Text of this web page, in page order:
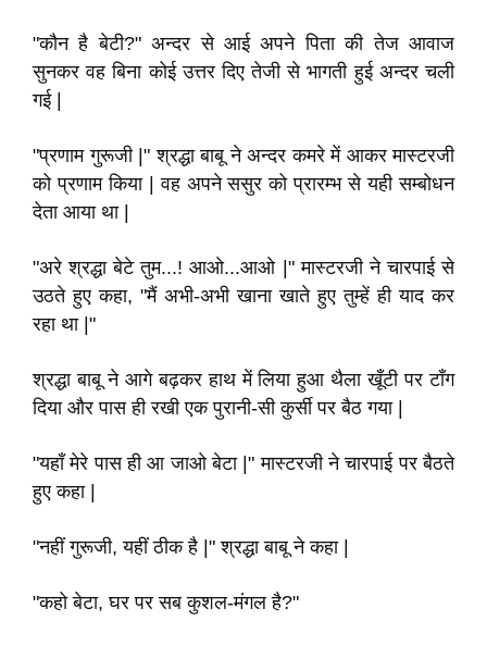
"कौन है बेटी?" अन्दर से आई अपने पिता की तेज आवाज
सुनकर वह बिना कोई उत्तर दिए तेजी से भागती हुई अन्दर चली
गई |
"प्रणाम गुरूजी |" श्रद्धा बाबू ने अन्दर कमरे में आकर मास्टरजी
को प्रणाम किया | वह अपने ससुर को प्रारम्भ से यही सम्बोधन
देता आया था |
"अरे श्रद्धा बेटे तुम...! आओ...आओ |" मास्टरजी ने चारपाई से
उठते हुए कहा, "मैं अभी-अभी खाना खाते हुए तुम्हें ही याद कर
रहा था |"
श्रद्धा बाबू ने आगे बढ़कर हाथ में लिया हुआ थैला खूँटी पर टाँग
दिया और पास ही रखी एक पुरानी-सी कुर्सी पर बैठ गया |
"यहाँ मेरे पास ही आ जाओ बेटा |" मास्टरजी ने चारपाई पर बैठते
हुए कहा |
"नहीं गुरूजी, यहीं ठीक है |" श्रद्धा बाबू ने कहा |
"कहो बेटा, घर पर सब कुशल-मंगल है?"